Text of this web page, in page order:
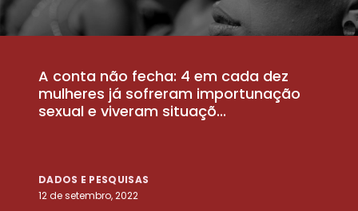
A conta não fecha: 4 em cada dez
mulheres já sofreram importunação
sexual e viveram situaçõ...
DADOS E PESQUISAS
12 de setembro, 2022